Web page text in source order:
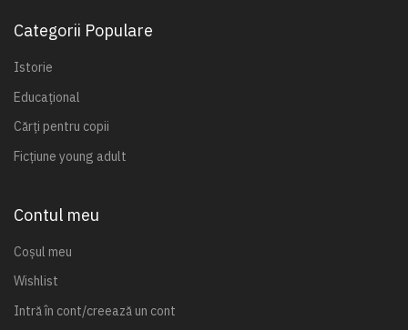
Categorii Populare
Istorie
Educațional
Cărți pentru copii
Ficțiune young adult
Contul meu
Coșul meu
Wishlist
Intră în cont/creează un cont